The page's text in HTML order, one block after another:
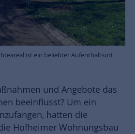
ist ein beliebter Aufenthaltsort.
und Angebote das
beeinflusst? Um ein
hatten die
Hofheimer Wohnungsbau